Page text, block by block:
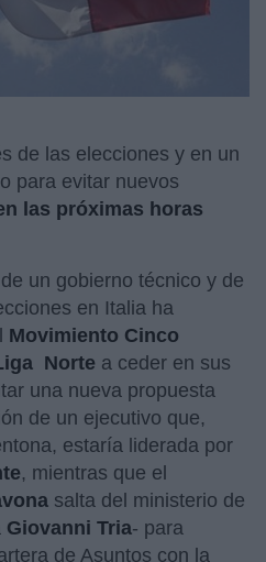
de las elecciones y en un
para evitar nuevos
las próximas horas
un gobierno técnico y de
en Italia ha
Movimiento Cinco
Norte a ceder en sus
una nueva propuesta
de un ejecutivo que,
estaría liderada por
, mientras que el
salta del ministerio de
Giovanni Tria- para
de Asuntos con la